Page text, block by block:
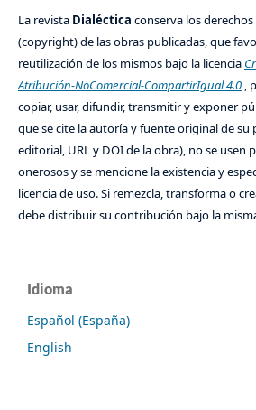
La revista Dialéctica conserva los
(copyright) de las obras publicadas, que
reutilización de los mismos bajo la licencia
Atribución-NoComercial-CompartirIgual 4.0,
copiar, usar, difundir, transmitir y exponer
que se cite la autoría y fuente original de su
editorial, URL y DOI de la obra), no se usen
onerosos y se mencione la existencia y
licencia de uso. Si remezcla, transforma o
debe distribuir su contribución bajo la
Idioma
Español (España)
English